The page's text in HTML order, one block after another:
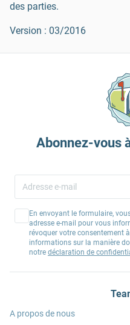
des parties.
Version : 03/2016
Abonnez-vous
En envoyant le formulaire,
adresse e-mail pour vous
révoquer votre consentement
informations sur la manière
notre déclaration de
A propos de nous